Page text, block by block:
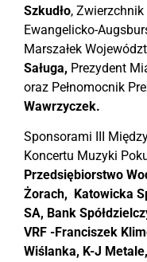
Szkudło,
Ewangelicko-
Marszałek
Saługa, Prezydent
oraz Pełnomocnik
Wawrzyczek.
Sponsorami III
Koncertu Muzyki
Przedsiębiorstwo
Żorach, Katowicka
SA, Bank
VRF -Franciszek
Wiślanka, K-J